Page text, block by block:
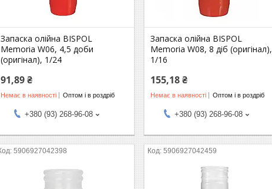
Запаска олійна BISPOL
Memoria W06, 4,5 доби
(оригінал), 1/24
91,89 ₴
Немає в наявності Оптом і в роздріб
+380 (93) 268-96-08
Запаска олійна BISPOL
Memoria W08, 8 діб (оригінал),
1/16
155,18 ₴
Немає в наявності Оптом і в роздріб
+380 (93) 268-96-08
5906927042398 5906927042459